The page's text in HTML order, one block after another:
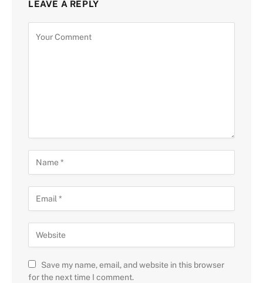
LEAVE A REPLY
Save my name, email, and website in this browser
for the next time I comment.